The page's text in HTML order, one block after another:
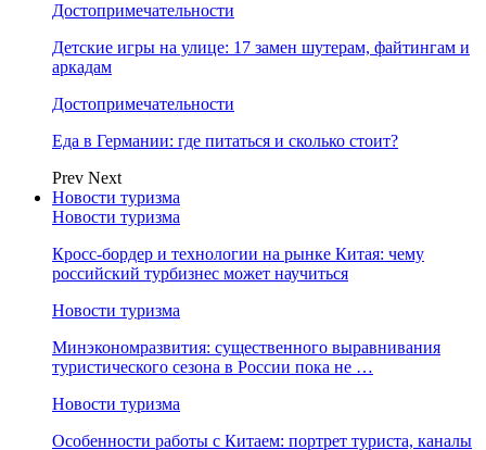
Достопримечательности
Детские игры на улице: 17 замен шутерам, файтингам и
аркадам
Достопримечательности
Еда в Германии: где питаться и сколько стоит?
Prev Next
Новости туризма
Новости туризма
Кросс-бордер и технологии на рынке Китая: чему
российский турбизнес может научиться
Новости туризма
Минэкономразвития: существенного выравнивания
туристического сезона в России пока не …
Новости туризма
Особенности работы с Китаем: портрет туриста, каналы